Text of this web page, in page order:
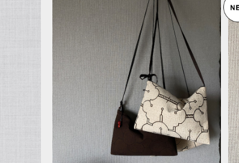
SP 泥染め横型大きめのポシェット
白 29x21cm ファスナーポーチ
¥7,500